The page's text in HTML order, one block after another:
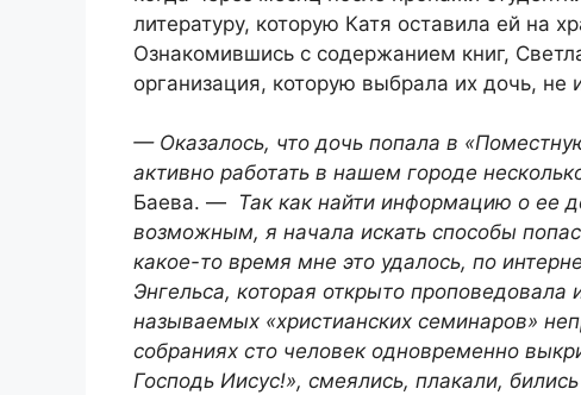
литературу, которую Катя оставила ей на
Ознакомившись с содержанием книг,
организация, которую выбрала их дочь,
— Оказалось, что дочь попала в
активно работать в нашем городе
Баева. — Так как найти информацию о ее
возможным, я начала искать способы
какое-то время мне это удалось, по
Энгельса, которая открыто
называемых «христианских семинаров»
собраниях сто человек одновременно
Господь Иисус!», смеялись, плакали,